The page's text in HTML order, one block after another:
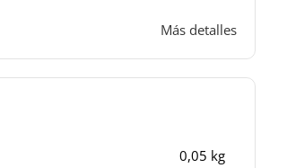
Más detalles
0,05 kg